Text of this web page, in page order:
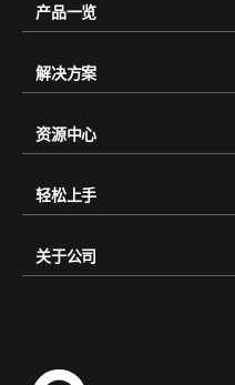
产品一览
解决方案
资源中心
轻松上手
关于公司